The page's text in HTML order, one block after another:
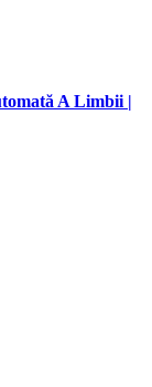
A Limbii |